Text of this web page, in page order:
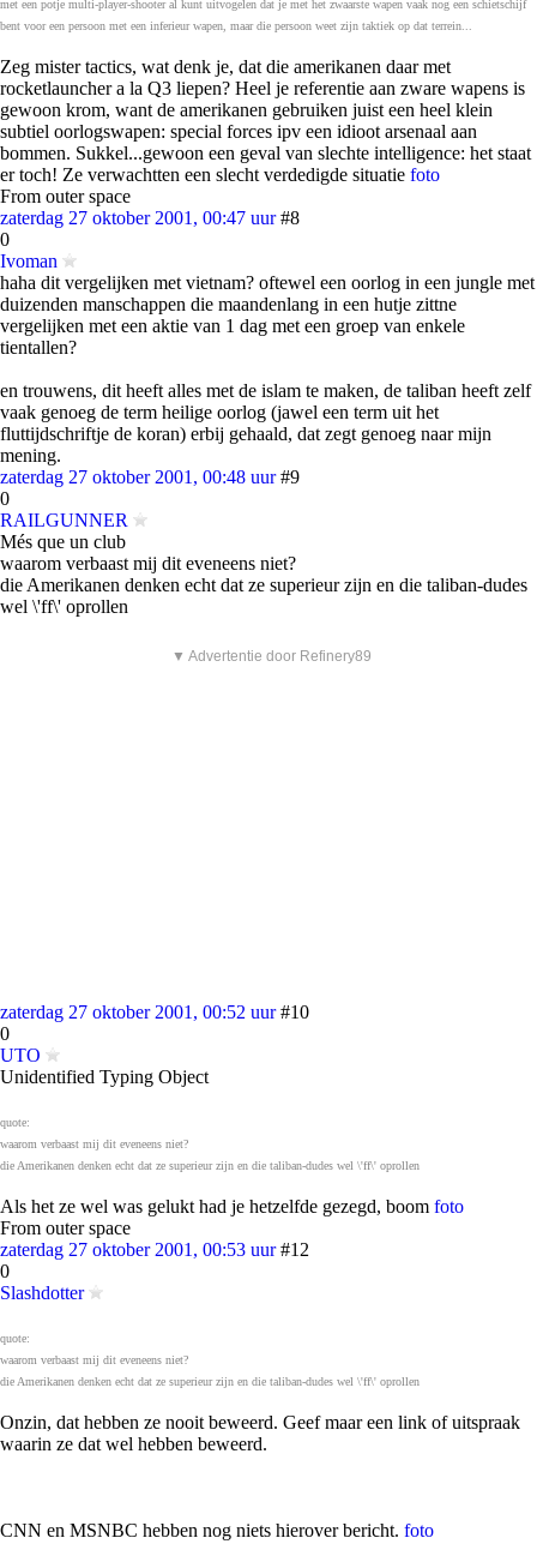
met een potje multi-player-shooter al kunt uitvogelen dat je met het zwaarste wapen vaak nog een schietschijf
bent voor een persoon met een inferieur wapen, maar die persoon weet zijn taktiek op dat terrein...
Zeg mister tactics, wat denk je, dat die amerikanen daar met
rocketlauncher a la Q3 liepen? Heel je referentie aan zware wapens is
gewoon krom, want de amerikanen gebruiken juist een heel klein
subtiel oorlogswapen: special forces ipv een idioot arsenaal aan
bommen. Sukkel...gewoon een geval van slechte intelligence: het staat
er toch! Ze verwachtten een slecht verdedigde situatie foto
From outer space
zaterdag 27 oktober 2001, 00:47 uur #8
0
Ivoman
haha dit vergelijken met vietnam? oftewel een oorlog in een jungle met
duizenden manschappen die maandenlang in een hutje zittne
vergelijken met een aktie van 1 dag met een groep van enkele
tientallen?
en trouwens, dit heeft alles met de islam te maken, de taliban heeft zelf
vaak genoeg de term heilige oorlog (jawel een term uit het
fluttijdschriftje de koran) erbij gehaald, dat zegt genoeg naar mijn
mening.
zaterdag 27 oktober 2001, 00:48 uur #9
0
RAILGUNNER
Més que un club
waarom verbaast mij dit eveneens niet?
die Amerikanen denken echt dat ze superieur zijn en die taliban-dudes
wel \'ff\' oprollen
▼ Advertentie door Refinery89
zaterdag 27 oktober 2001, 00:52 uur #10
0
UTO
Unidentified Typing Object
quote:
waarom verbaast mij dit eveneens niet?
die Amerikanen denken echt dat ze superieur zijn en die taliban-dudes wel \'ff\' oprollen
Als het ze wel was gelukt had je hetzelfde gezegd, boom foto
From outer space
zaterdag 27 oktober 2001, 00:53 uur #12
0
Slashdotter
quote:
waarom verbaast mij dit eveneens niet?
die Amerikanen denken echt dat ze superieur zijn en die taliban-dudes wel \'ff\' oprollen
Onzin, dat hebben ze nooit beweerd. Geef maar een link of uitspraak
waarin ze dat wel hebben beweerd.
CNN en MSNBC hebben nog niets hierover bericht. foto